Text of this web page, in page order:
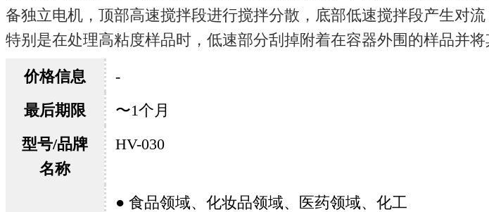
备独立电机，顶部高速搅拌段进行搅拌分散，底部低速搅拌段产生对流
特别是在处理高粘度样品时，低速部分刮掉附着在容器外围的样品并将
价格信息
-
最后期限
〜1个月
型号/品牌
名称
HV-030
● 食品领域、化妆品领域、医药领域、化工